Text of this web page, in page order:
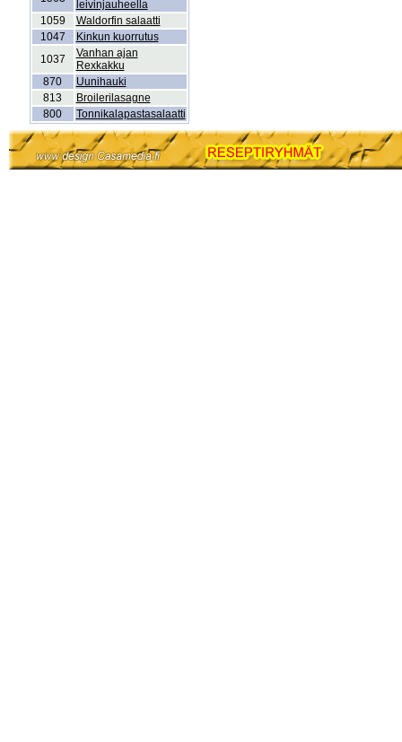
leivinjauheella
1059
Waldorfin salaatti
1047
Kinkun kuorrutus
1037
Vanhan ajan
Rexkakku
870
Uunihauki
813
Broilerilasagne
800
Tonnikalapastasalaatti